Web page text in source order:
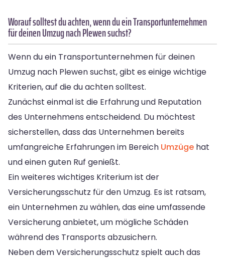
Worauf solltest du achten, wenn du ein Transportunternehmen
für deinen Umzug nach Plewen suchst?
Wenn du ein Transportunternehmen für deinen
Umzug nach Plewen suchst, gibt es einige wichtige
Kriterien, auf die du achten solltest.
Zunächst einmal ist die Erfahrung und Reputation
des Unternehmens entscheidend. Du möchtest
sicherstellen, dass das Unternehmen bereits
umfangreiche Erfahrungen im Bereich Umzüge hat
und einen guten Ruf genießt.
Ein weiteres wichtiges Kriterium ist der
Versicherungsschutz für den Umzug. Es ist ratsam,
ein Unternehmen zu wählen, das eine umfassende
Versicherung anbietet, um mögliche Schäden
während des Transports abzusichern.
Neben dem Versicherungsschutz spielt auch das